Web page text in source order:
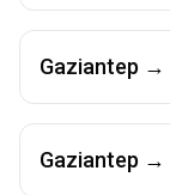
Gaziantep →
Gaziantep →